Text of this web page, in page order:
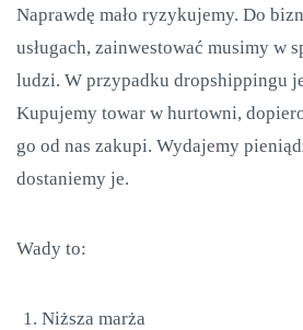
Naprawdę mało ryzykujemy. Do
usługach, zainwestować musimy w
ludzi. W przypadku dropshippingu
Kupujemy towar w hurtowni,
go od nas zakupi. Wydajemy
dostaniemy je.
Wady to:
Niższa marża